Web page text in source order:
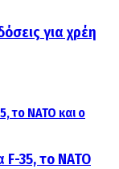
για χρέη
F-35, το ΝΑΤΟ